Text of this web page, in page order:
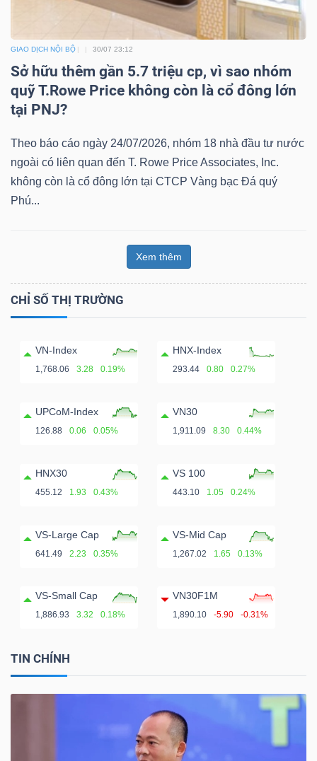
GIAO DỊCH NỘI BỘ 30/07 23:12
Sở hữu thêm gần 5.7 triệu cp, vì sao nhóm
quỹ T.Rowe Price không còn là cổ đông lớn
tại PNJ?
Theo báo cáo ngày 24/07/2026, nhóm 18 nhà đầu tư nước
ngoài có liên quan đến T. Rowe Price Associates, Inc.
không còn là cổ đông lớn tại CTCP Vàng bạc Đá quý
Phú...
Xem thêm
CHỈ SỐ THỊ TRƯỜNG
VN-Index
1,768.06 3.28 0.19%
HNX-Index
293.44 0.80 0.27%
UPCoM-Index
126.88 0.06 0.05%
VN30
1,911.09 8.30 0.44%
HNX30
455.12 1.93 0.43%
VS 100
443.10 1.05 0.24%
VS-Large Cap
641.49 2.23 0.35%
VS-Mid Cap
1,267.02 1.65 0.13%
VS-Small Cap
1,886.93 3.32 0.18%
VN30F1M
1,890.10 -5.90 -0.31%
TIN CHÍNH